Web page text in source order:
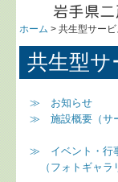
ホーム 共生型サー
共生型サ
≫ お知らせ
≫ 施設概要（サ
≫ イベント・行
（フォトギャラ